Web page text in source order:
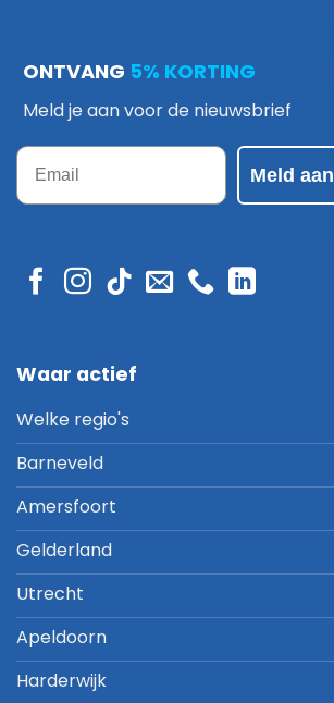
ONTVANG 5% KORTING
Meld je aan voor de nieuwsbrief
Email
Meld aan
Waar actief
Welke regio's
Barneveld
Amersfoort
Gelderland
Utrecht
Apeldoorn
Harderwijk